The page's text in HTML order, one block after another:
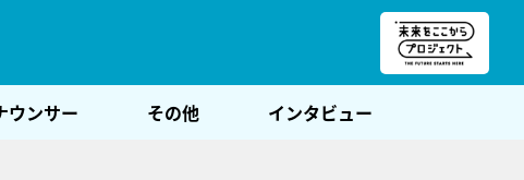
ウンサー その他 インタビュー